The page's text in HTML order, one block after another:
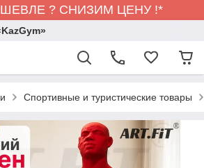
? СНИЗИМ ЦЕНУ !*
Спортивные и туристические товары